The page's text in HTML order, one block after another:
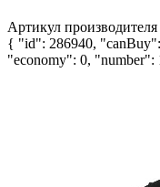
Артикул производителя
{ "id": 286940,
"economy": 0,